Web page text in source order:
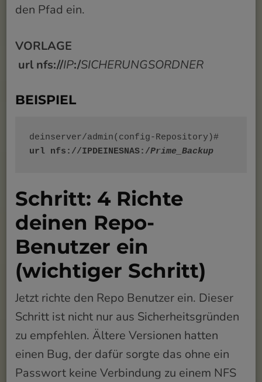
den Pfad ein.
VORLAGE
url nfs://IP:/SICHERUNGSORDNER
BEISPIEL
url nfs://IPDEINESNAS:/Prime_Backup
Schritt: 4 Richte
deinen Repo-
Benutzer ein
(wichtiger Schritt)
Jetzt richte den Repo Benutzer ein. Dieser
Schritt ist nicht nur aus Sicherheitsgründen
zu empfehlen. Ältere Versionen hatten
einen Bug, der dafür sorgte das ohne ein
Passwort keine Verbindung zu einem NFS